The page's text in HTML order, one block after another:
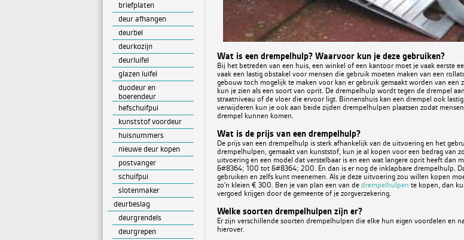
Wat is een drempelhulp? Waarvoor kun je deze gebruiken?
Bij het betreden van een huis, een winkel of een kantoor moet je vaak eerste
vaak een lastig obstakel voor mensen die gebruik moeten maken van een
gebouw toch mogelijk te maken voor kan er gebruik gemaakt worden van een
kun je zien als een soort van oprit. De drempelhulp wordt tegen de drempel
straatniveau of de vloer die ervoor ligt. Binnenshuis kan een drempel ook
verwijderen kun je ook aan beide zijden drempelhulpen plaatsen zodat
drempel kunnen komen.
Wat is de prijs van een drempelhulp?
De prijs van een drempelhulp is sterk afhankelijk van de uitvoering en het
drempelhulpen, gemaakt van kunststof, kun je al kopen voor een bedrag van
uitvoering en een model dat verstelbaar is en een wat langere oprit heeft dan
&#8364; 100 tot &#8364; 200. En dan is er nog de inklapbare drempelhulp.
gebruiken en zelfs kunt meenemen. Als je deze uitvoering zou willen kopen
zo'n kleien € 300. Ben je van plan een van de drempelhulpen te kopen, dan
vergoed krijgen door de gemeente of je zorgverzekering.
Welke soorten drempelhulpen zijn er?
Er zijn verschillende soorten drempelhulpen die elke hun eigen voordelen en
hierover.
briefplaten
deur afhangen
deurbel
deurkozijn
deurluifel
glazen luifel
duodeur en
boerendeur
hefschuifpui
kunststof voordeur
huisnummers
nieuwe deur kopen
postvanger
schuifpui
slotenmaker
deurbeslag
deurgrendels
deurgrepen